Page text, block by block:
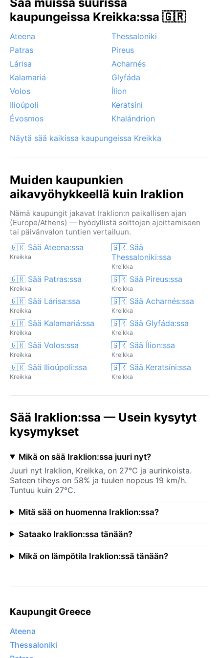
aaltoja, mutta hurrikaanit eivät vaivaa aluetta.
Kreetan vuoristo voi tuoda paikallisia sumuja talvisin,
mutta pääosin Irákleion tarjoaa aurinkoa suurimman
osan vuodesta.
kaupungeissa Kreikka:ssa 🇬🇷
Ateena
Thessaloniki
Patras
Pireus
Lárisa
Acharnés
Kalamariá
Glyfáda
Volos
Ílion
Ilioúpoli
Keratsíni
Évosmos
Khalándrion
Näytä sää kaikissa kaupungeissa Kreikka
Muiden kaupunkien
aikavyöhykkeellä kuin Iraklion
Nämä kaupungit jakavat Iraklion:n paikallisen ajan
(Europe/Athens) — hyödyllistä soittojen ajoittamiseen
tai päivänvalon tuntien vertailuun.
🇬🇷 Sää Ateena:ssa
Kreikka
🇬🇷 Sää
Thessaloniki:ssa
Kreikka
🇬🇷 Sää Patras:ssa
Kreikka
🇬🇷 Sää Pireus:ssa
Kreikka
🇬🇷 Sää Lárisa:ssa
Kreikka
🇬🇷 Sää Acharnés:ssa
Kreikka
🇬🇷 Sää Kalamariá:ssa
Kreikka
🇬🇷 Sää Glyfáda:ssa
Kreikka
🇬🇷 Sää Volos:ssa
Kreikka
🇬🇷 Sää Ílion:ssa
Kreikka
🇬🇷 Sää Ilioúpoli:ssa
Kreikka
🇬🇷 Sää Keratsíni:ssa
Kreikka
Sää Iraklion:ssa — Usein kysytyt
kysymykset
Mikä on sää Iraklion:ssa juuri nyt?
Juuri nyt Iraklion, Kreikka, on 27°C ja aurinkoista.
Sateen tiheys on 58% ja tuulen nopeus 19 km/h.
Tuntuu kuin 27°C.
Mitä sää on huomenna Iraklion:ssa?
Sataako Iraklion:ssa tänään?
Mikä on lämpötila Iraklion:ssä tänään?
Kaupungit Greece
Ateena
Thessaloniki